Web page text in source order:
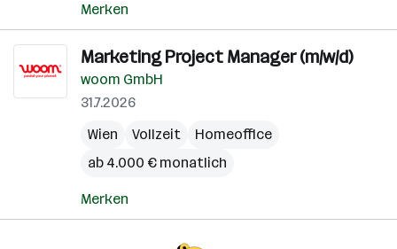
Merken
Marketing Project Manager (m/w/d)
woom GmbH
31.7.2026
Wien
Vollzeit
Homeoffice
ab 4.000 € monatlich
Merken